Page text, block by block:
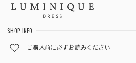
SHOP INFO
ご購入前に必ずお読みください